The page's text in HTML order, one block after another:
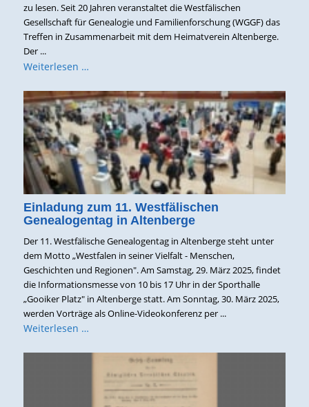
zu lesen. Seit 20 Jahren veranstaltet die Westfälischen
Gesellschaft für Genealogie und Familienforschung (WGGF) das
Treffen in Zusammenarbeit mit dem Heimatverein Altenberge.
Der ...
Weiterlesen …
Einladung zum 11. Westfälischen
Genealogentag in Altenberge
Der 11. Westfälische Genealogentag in Altenberge steht unter
dem Motto „Westfalen in seiner Vielfalt - Menschen,
Geschichten und Regionen". Am Samstag, 29. März 2025, findet
die Informationsmesse von 10 bis 17 Uhr in der Sporthalle
„Gooiker Platz" in Altenberge statt. Am Sonntag, 30. März 2025,
werden Vorträge als Online-Videokonferenz per ...
Weiterlesen …